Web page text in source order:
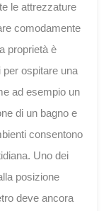
le attrezzature
comodamente
proprietà è
ospitare una
ad esempio un
di un bagno e
consentono
Uno dei
posizione
deve ancora